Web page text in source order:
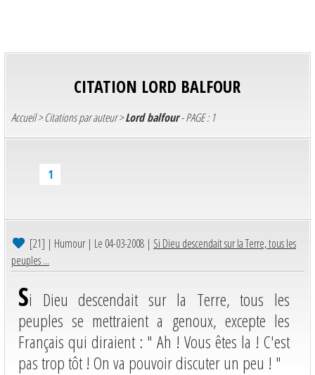
CITATION LORD BALFOUR
Accueil>Citations par auteur>Lord balfour- PAGE : 1
1
[21] | Humour | Le 04-03-2008 | Si Dieu descendait sur la Terre, tous les
peuples ...
Si Dieu descendait sur la Terre, tous les
peuples se mettraient a genoux, excepte les
Français qui diraient : " Ah ! Vous êtes la ! C'est
pas trop tôt ! On va pouvoir discuter un peu ! "